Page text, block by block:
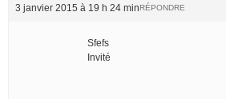
3 janvier 2015 à 19 h 24 minRÉPONDRE
Sfefs
Invité